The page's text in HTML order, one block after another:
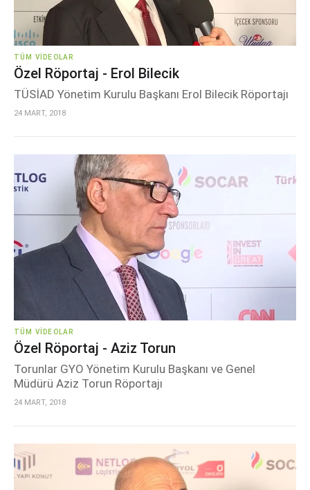
TÜM VIDEOLAR
Özel Röportaj - Erol Bilecik
TÜSİAD Yönetim Kurulu Başkanı Erol Bilecik Röportajı
24 MART, 2018
TÜM VIDEOLAR
Özel Röportaj - Aziz Torun
Torunlar GYO Yönetim Kurulu Başkanı ve Genel
Müdürü Aziz Torun Röportajı
24 MART, 2018